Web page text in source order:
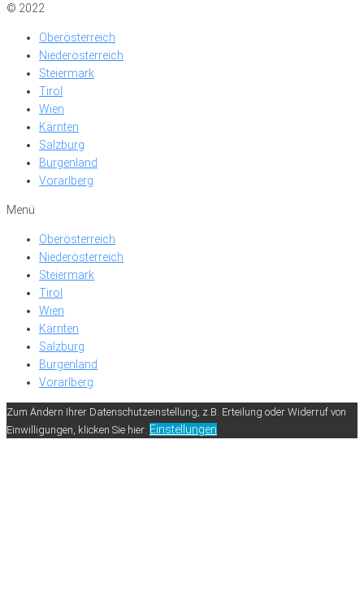
© 2022
Oberösterreich
Niederösterreich
Steiermark
Tirol
Wien
Kärnten
Salzburg
Burgenland
Vorarlberg
Menü
Oberösterreich
Niederösterreich
Steiermark
Tirol
Wien
Kärnten
Salzburg
Burgenland
Vorarlberg
Zum Ändern Ihrer Datenschutzeinstellung, z.B. Erteilung oder Widerruf von
Einwilligungen, klicken Sie hier: Einstellungen